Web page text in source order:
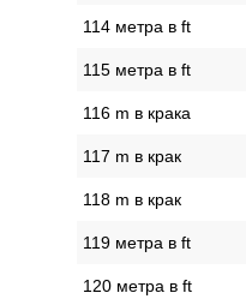
114 метра в ft
115 метра в ft
116 m в крака
117 m в крак
118 m в крак
119 метра в ft
120 метра в ft